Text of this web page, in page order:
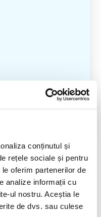
conținutul și
rețele sociale și pentru
oferim partenerilor de
analize informații cu
ul nostru. Aceștia le
de dvs. sau culese